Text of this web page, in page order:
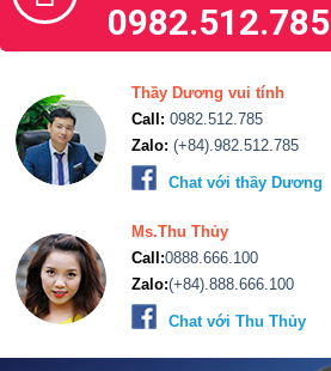
0982.512.785
Thầy Dương vui tính
Call: 0982.512.785
Zalo: (+84).982.512.785
Chat với thầy Dương
Ms.Thu Thủy
Call:0888.666.100
Zalo:(+84).888.666.100
Chat với Thu Thủy